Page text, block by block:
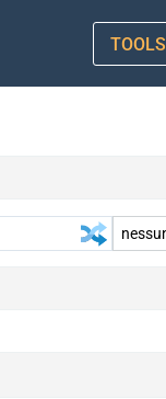
TOOLS